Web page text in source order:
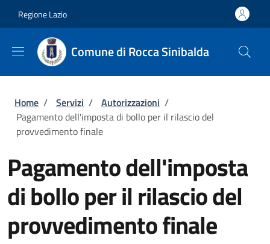
Regione Lazio
Comune di Rocca Sinibalda
Briciole di pane
Home / Servizi / Autorizzazioni /
Pagamento dell'imposta di bollo per il rilascio del
provvedimento finale
Pagamento dell'imposta
di bollo per il rilascio del
provvedimento finale